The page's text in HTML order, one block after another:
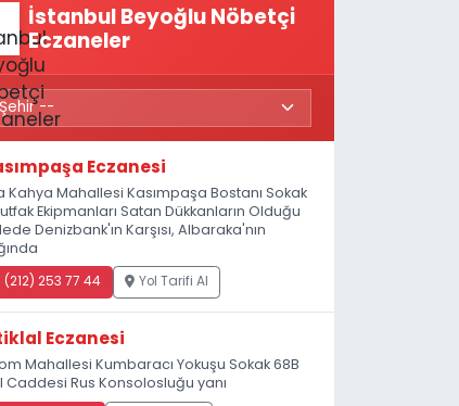
İstanbul Beyoğlu Nöbetçi
Eczaneler
Eczanesi
Kahya Mahallesi Kasımpaşa Bostanı Sokak
Ekipmanları Satan Dükkanların Olduğu
Denizbank'ın Karşısı, Albaraka'nın
(212) 253 77 44 Yol Tarifi Al
Eczanesi
Mahallesi Kumbaracı Yokuşu Sokak 68B
Caddesi Rus Konsolosluğu yanı